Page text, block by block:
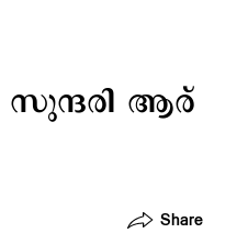
ആര്
Share